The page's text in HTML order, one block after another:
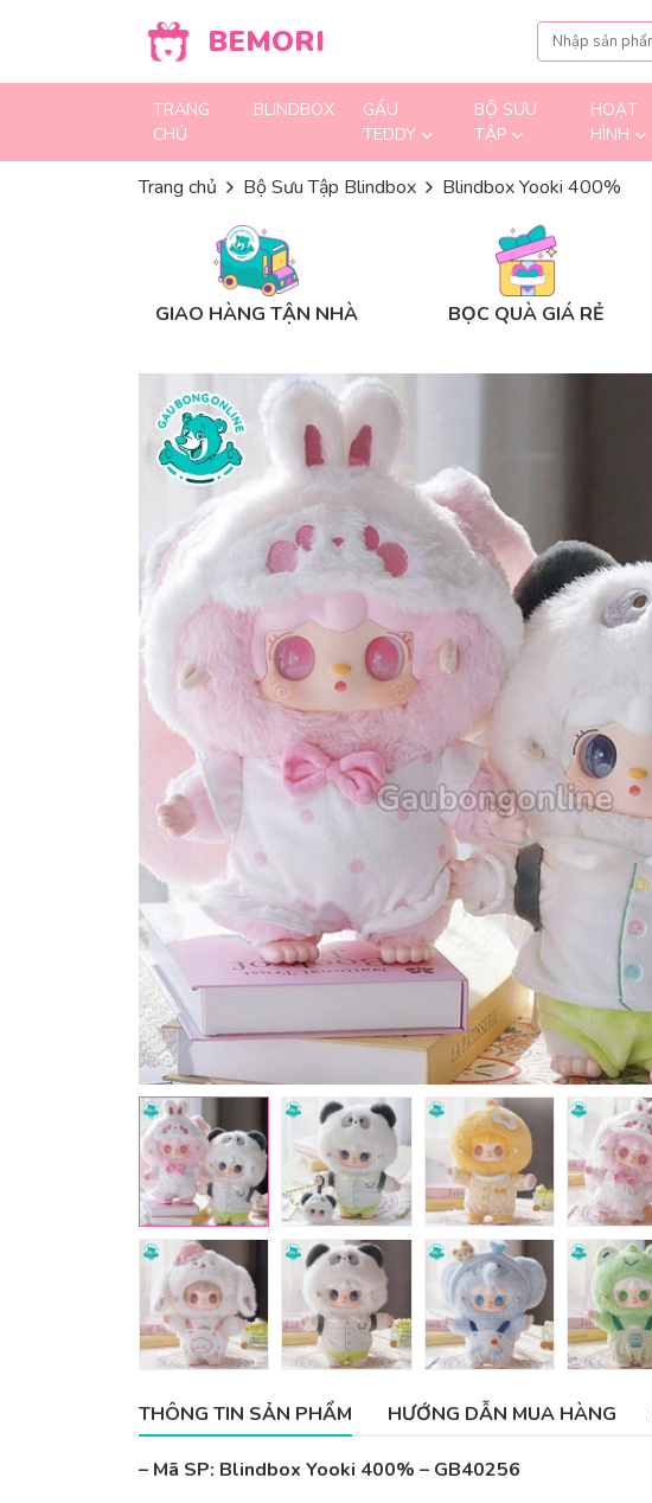
BEMORI
TRANG
CHỦ
BLINDBOX
GẤU
TEDDY
BỘ SƯU
TẬP
HOẠT
HÌNH
Trang chủ Bộ Sưu Tập Blindbox Blindbox Yooki 400%
GIAO HÀNG TẬN NHÀ BỌC QUÀ GIÁ RẺ
THÔNG TIN SẢN PHẨM HƯỚNG DẪN MUA HÀNG
– Mã SP: Blindbox Yooki 400% – GB40256